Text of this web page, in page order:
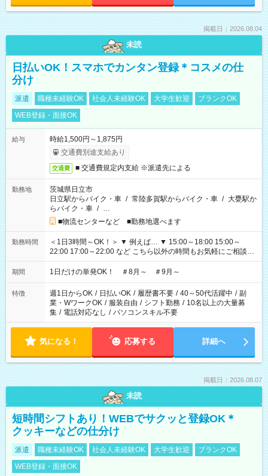
掲載日：2026.08.04
未読
日払いOK！スマホでカンタン登録＊コスメの仕
分け
派遣 職種未経験OK 社会人未経験OK 大学生歓迎
ブランクOK
WEB登録・面接OK
給与
時給1,500円～1,875円
交通費別途支給あり
交通費 ■ 交通費規定内支給 ※派遣先による
勤務地
茨城県日立市
日立駅からバイク・車 / 常陸多賀駅からバイク・車 / 大甕駅か
らバイク・車 / …
■物流センターなど ■勤務地選べます
勤務時間
＜1日3時間～OK！＞ ▼ 例えば… ▼ 15:00～18:00 15:00～
22:00 17:00～22:00 など こちら以外の時間もお気軽にご相談く
ださい！
期間 1日だけの単発OK！ ＃8月～ ＃9月～
特徴 週1日からOK / 日払いOK / 履歴書不要 / 40～50代活躍中 / 副
業・WワークOK / 服装自由 / シフト勤務 / 10名以上の大量募
集 / 電話対応なし / パソコンスキル不要
気になる！ 応募する 詳細へ
掲載日：2026.08.07
未読
短時間シフトあり！WEBでサクッと登録OK＊
クッキーなどの仕分け
派遣 職種未経験OK 社会人未経験OK 大学生歓迎
ブランクOK
WEB登録・面接OK